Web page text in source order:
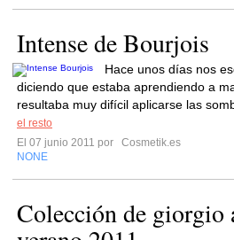
Intense de Bourjois
Hace unos días nos
diciendo que estaba aprendiendo a
resultaba muy difícil aplicarse las
el resto
El 07 junio 2011 por
Cosmetik.es
NONE
Colección de giorgio